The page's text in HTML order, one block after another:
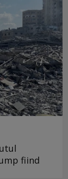
fiind